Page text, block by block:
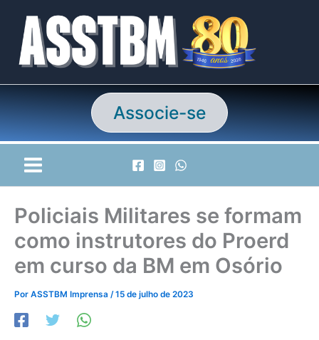
conteúdo
Associe-se
Policiais Militares se formam
como instrutores do Proerd
em curso da BM em Osório
Por ASSTBM Imprensa /15 de julho de 2023